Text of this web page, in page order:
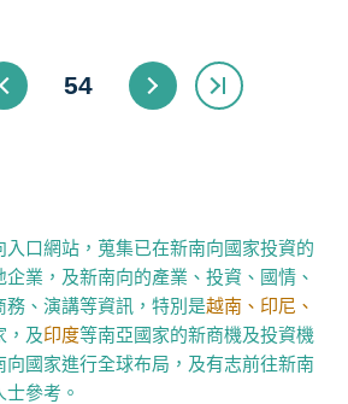
54
口網站，蒐集已在新南向國家投資的
業，及新南向的產業、投資、國情、
、演講等資訊，特別是越南、印尼、
，及印度等南亞國家的新商機及投資機
國家進行全球布局，及有志前往新南
參考。